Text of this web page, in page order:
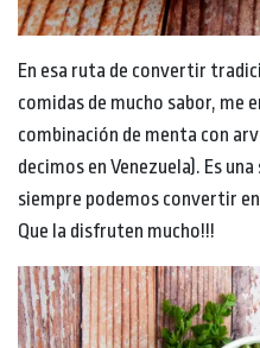
En esa ruta de convertir
comidas de mucho sabor, me
combinación de menta con
decimos en Venezuela). Es
siempre podemos convertir
Que la disfruten mucho!!!